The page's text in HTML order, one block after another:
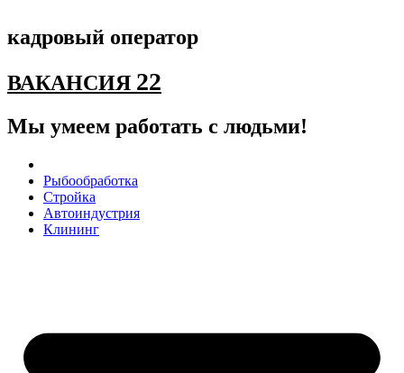
содержимому
кадровый оператор
ВАКАНСИЯ 22
Мы умеем работать с людьми!
Рыбообработка
Стройка
Автоиндустрия
Клининг